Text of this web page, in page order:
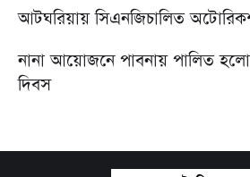
আটঘরিয়ায় সিএনজিচালিত
নানা আয়োজনে পাবনায় পালিত
দিবস